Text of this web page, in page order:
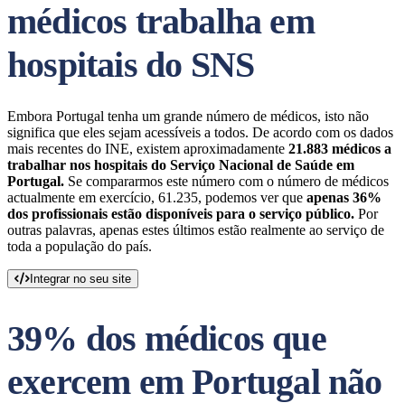
médicos trabalha em
hospitais do SNS
Embora Portugal tenha um grande número de médicos, isto não
significa que eles sejam acessíveis a todos. De acordo com os dados
mais recentes do INE, existem aproximadamente 21.883 médicos a
trabalhar nos hospitais do Serviço Nacional de Saúde em
Portugal. Se compararmos este número com o número de médicos
actualmente em exercício, 61.235, podemos ver que apenas 36%
dos profissionais estão disponíveis para o serviço público. Por
outras palavras, apenas estes últimos estão realmente ao serviço de
toda a população do país.
Integrar no seu site
39% dos médicos que
exercem em Portugal não